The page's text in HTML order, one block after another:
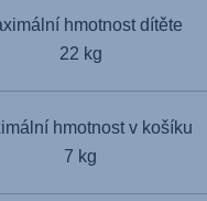
hmotnost dítěte
22 kg
hmotnost v košíku
7 kg